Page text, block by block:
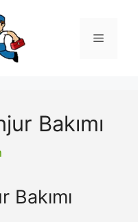
Menü
Bakımı
Bakımı